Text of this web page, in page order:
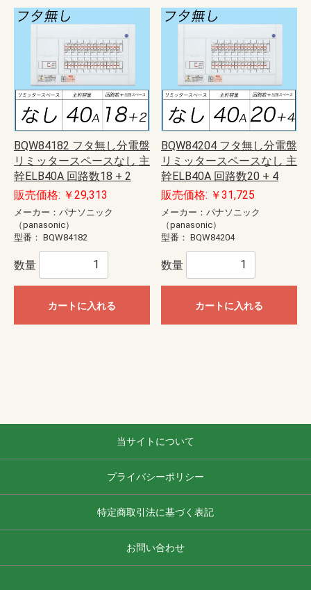
BQW84182 フタ無し分電盤
リミッタースペースなし 主
幹ELB40A 回路数18 + 2
販売価格: ￥29,313
メーカー：パナソニック
（panasonic）
型番： BQW84182
数量
カートに入れる
BQW84204 フタ無し分電盤
リミッタースペースなし 主
幹ELB40A 回路数20 + 4
販売価格: ￥31,725
メーカー：パナソニック
（panasonic）
型番： BQW84204
数量
カートに入れる
当サイトについて
プライバシーポリシー
特定商取引法に基づく表記
お問い合わせ